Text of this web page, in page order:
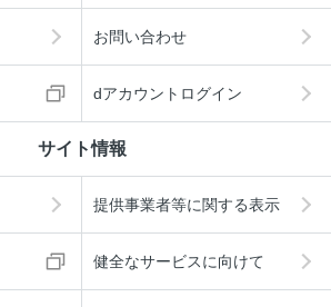
お問い合わせ
dアカウントログイン
サイト情報
提供事業者等に関する表示
健全なサービスに向けて